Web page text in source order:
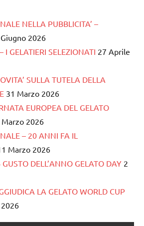
NELLA PUBBLICITA’ –
2026
I GELATIERI SELEZIONATI 27 Aprile
SULLA TUTELA DELLA
31 Marzo 2026
EUROPEA DEL GELATO
Marzo 2026
– 20 ANNI FA IL
Marzo 2026
DELL’ANNO GELATO DAY 2
LA GELATO WORLD CUP